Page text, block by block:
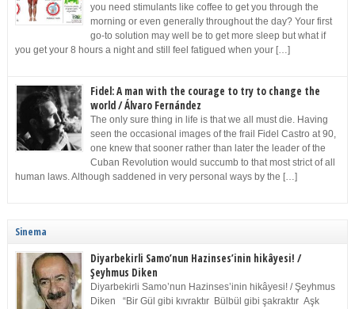
you need stimulants like coffee to get you through the
morning or even generally throughout the day? Your first
go-to solution may well be to get more sleep but what if
you get your 8 hours a night and still feel fatigued when your […]
Fidel: A man with the courage to try to change the
world / Álvaro Fernández
The only sure thing in life is that we all must die. Having
seen the occasional images of the frail Fidel Castro at 90,
one knew that sooner rather than later the leader of the
Cuban Revolution would succumb to that most strict of all
human laws. Although saddened in very personal ways by the […]
Sinema
Diyarbekirli Samo’nun Hazinses’inin hikâyesi! /
Şeyhmus Diken
Diyarbekirli Samo’nun Hazinses’inin hikâyesi! / Şeyhmus
Diken “Bir Gül gibi kıvraktır Bülbül gibi şakraktır Aşk